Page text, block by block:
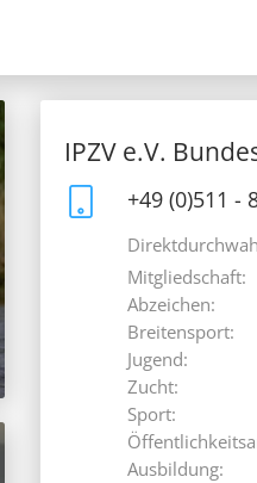
IPZV e.V.
+49 (0)511 -
Mitgliedschaft:
Abzeichen:
Breitensport:
Jugend:
Zucht:
Sport:
Ausbildung: